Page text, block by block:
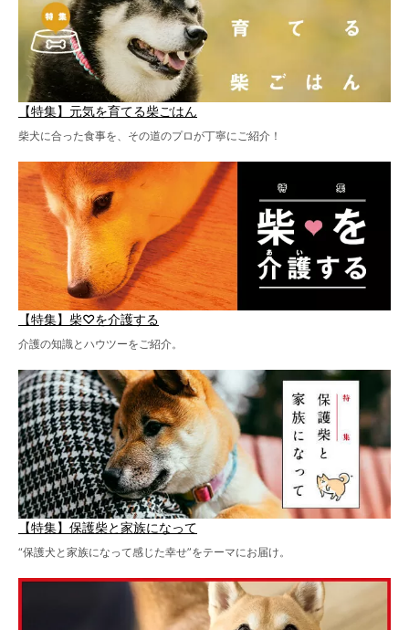
【特集】元気を育てる柴ごはん
柴犬に合った食事を、その道のプロが丁寧にご紹介！
【特集】柴♡を介護する
介護の知識とハウツーをご紹介。
【特集】保護柴と家族になって
“保護犬と家族になって感じた幸せ”をテーマにお届け。